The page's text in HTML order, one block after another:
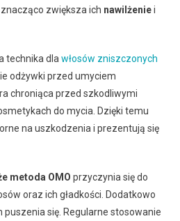
znacząco zwiększa ich nawilżeniei
technika dla włosów zniszczonych
odżywki przed umyciem
chroniąca przed szkodliwymi
do mycia. Dzięki temu
na uszkodzenia i prezentują się
metoda OMO przyczynia się do
oraz ich gładkości. Dodatkowo
się. Regularne stosowanie